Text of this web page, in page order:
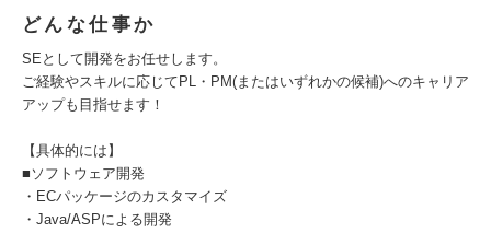
どんな仕事か
SEとして開発をお任せします。
ご経験やスキルに応じてPL・PM(またはいずれかの候補)へのキャリア
アップも目指せます！
【具体的には】
■ソフトウェア開発
・ECパッケージのカスタマイズ
・Java/ASPによる開発